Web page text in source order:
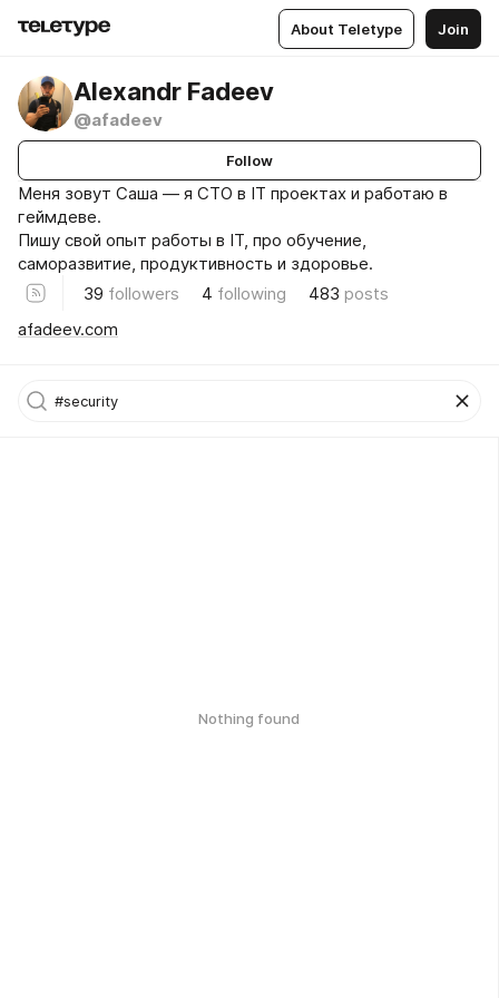
About Teletype Join
Alexandr Fadeev
@afadeev
Follow
Меня зовут Саша — я CTO в IT проектах и работаю в
геймдеве.
Пишу свой опыт работы в IT, про обучение,
саморазвитие, продуктивность и здоровье.
39 followers 4 following 483 posts
afadeev.com
Nothing found